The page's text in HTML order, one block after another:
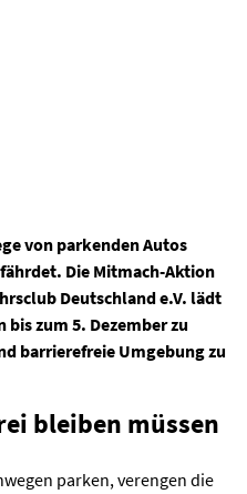
von parkenden Autos
Die Mitmach-Aktion
Deutschland e.V. lädt
zum 5. Dezember zu
barrierefreie Umgebung zu
bleiben müssen
parken, verengen die